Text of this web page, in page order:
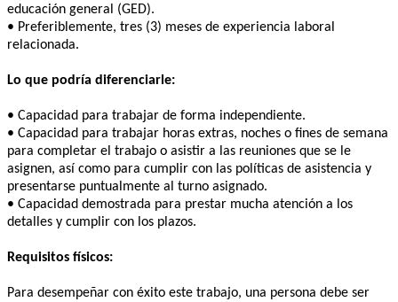
educación general (GED).
• Preferiblemente, tres (3) meses de experiencia laboral
relacionada.
Lo que podría diferenciarle:
• Capacidad para trabajar de forma independiente.
• Capacidad para trabajar horas extras, noches o fines de semana
para completar el trabajo o asistir a las reuniones que se le
asignen, así como para cumplir con las políticas de asistencia y
presentarse puntualmente al turno asignado.
• Capacidad demostrada para prestar mucha atención a los
detalles y cumplir con los plazos.
Requisitos físicos:
Para desempeñar con éxito este trabajo, una persona debe ser